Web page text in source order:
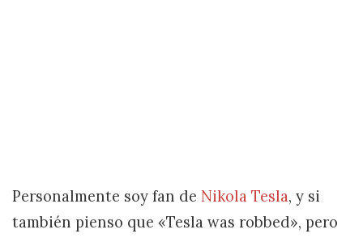
Personalmente soy fan de Nikola Tesla, y si
también pienso que «Tesla was robbed», pero